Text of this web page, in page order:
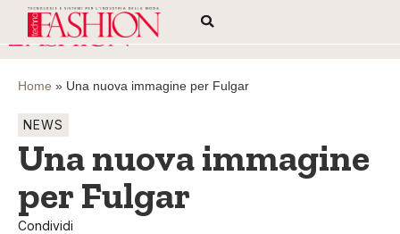
Home » Una nuova immagine per Fulgar
NEWS
Una nuova immagine
per Fulgar
Condividi